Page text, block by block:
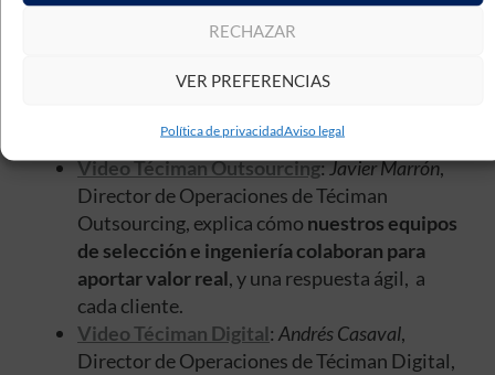
RECHAZAR
VER PREFERENCIAS
Política de privacidadAviso legal
Director de Operaciones de Téciman
diseño, automatización y tecnología
adaptadas a cada cliente.
Video Téciman Outsourcing:Javier Marrón,
Director de Operaciones de Téciman
Outsourcing, explica cómo nuestros equipos
de selección e ingeniería colaboran para
aportar valor real, y una respuesta ágil, a
cada cliente.
Video Téciman Digital: Andrés Casaval,
Director de Operaciones de Téciman Digital,